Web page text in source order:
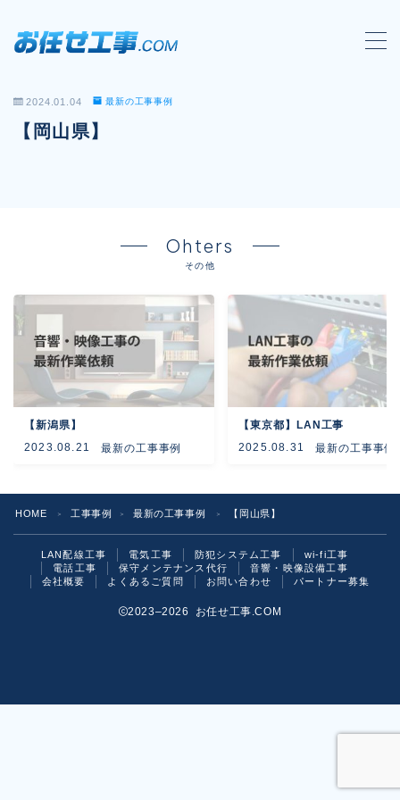
MENU
会社概要
電話工事
音響・映像設備工事
保守メンテナンス代行
よくあるご質問
2024.01.04 最新の工事事例
【岡山県】
Ohters
その他
【新潟県】
2023.08.21 最新の工事事例
【東京都】LAN工事
2025.08.31 最新の工事事例
HOME ＞ 工事事例 ＞ 最新の工事事例 ＞ 【岡山県】
LAN配線工事 電気工事 防犯システム工事
wi-fi工事
電話工事
保守メンテナンス代行
音響・映像設備工事
会社概要
よくあるご質問 お問い合わせ パートナー募集
2023–2026 お任せ工事.COM